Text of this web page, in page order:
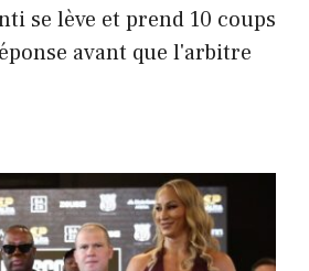
se lève et prend 10 coups
avant que l'arbitre